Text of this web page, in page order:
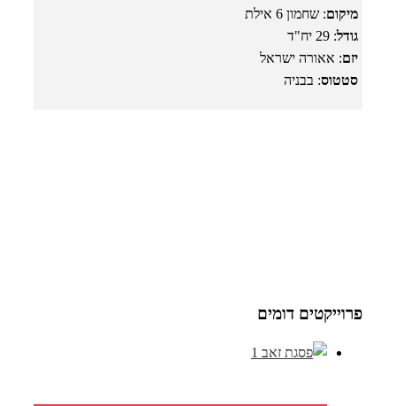
מיקום: שחמון 6 אילת
גודל: 29 יח"ד
יזם: אאורה ישראל
סטטוס: בבניה
פרוייקטים דומים